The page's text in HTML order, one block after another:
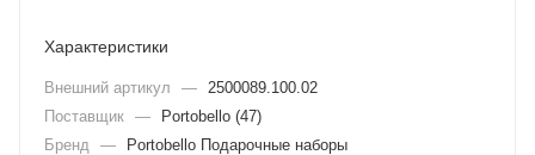
Характеристики
Внешний артикул —
2500089.100.02
Поставщик —
Portobello (47)
Бренд
—
Portobello Подарочные наборы